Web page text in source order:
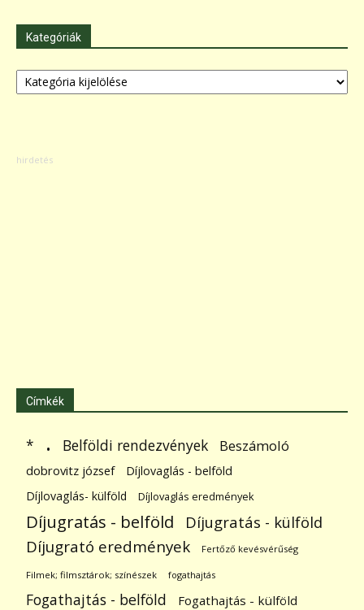
Kategóriák
Kategóriák
Címkék
* . Belföldi rendezvények Beszámoló
dobrovitz józsef
Díjlovaglás - belföld
Díjlovaglás- külföld
Díjlovaglás eredmények
Díjugratás - belföld Díjugratás - külföld
Díjugrató eredmények Fertőző kevésvérűség
Filmek; filmsztárok; színészek fogathajtás
Fogathajtás - belföld Fogathajtás - külföld